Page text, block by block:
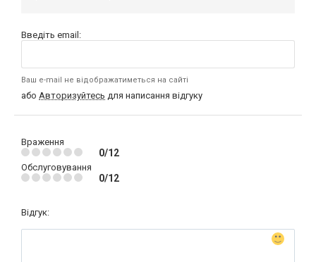
Введіть email:
Ваш e-mail не відображатиметься на сайті
або Авторизуйтесь для написання відгуку
Враження
0/12
Обслуговування
0/12
Відгук: